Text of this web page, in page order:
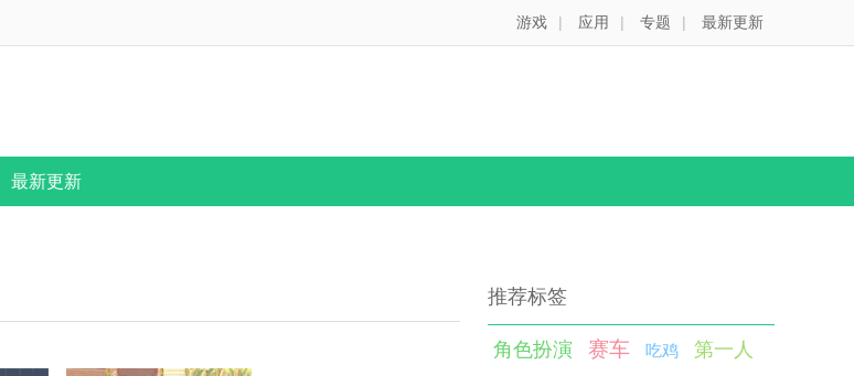
游戏 | 应用 | 专题 | 最新更新
最新更新
推荐标签
角色扮演 赛车 吃鸡
第一人